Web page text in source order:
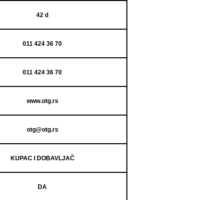
42 d
011 424 36 70
011 424 36 70
www.otg.rs
otg@otg.rs
KUPAC I DOBAVLJAČ
DA